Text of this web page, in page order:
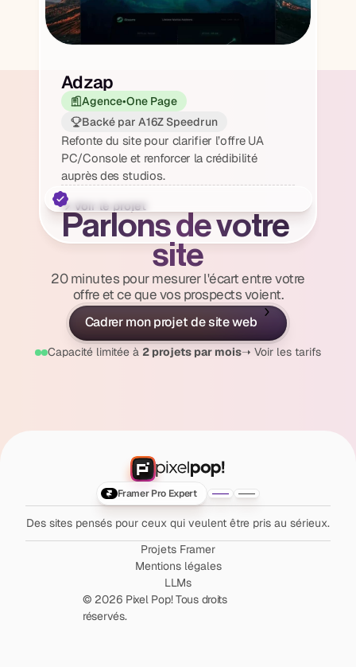
Adzap
Agence•One Page
Backé par A16Z Speedrun
Refonte du site pour clarifier l’offre UA
PC/Console et renforcer la crédibilité
auprès des studios.
→ Voir le projet
Parlons de votre
site
20 minutes pour mesurer l'écart entre votre
offre et ce que vos prospects voient.
Cadrer mon projet de site web
20min • Premier échange
Capacité limitée à 2 projets par mois➝ Voir les tarifs
Framer Pro Expert
Des sites pensés pour ceux qui veulent être pris au sérieux.
Projets Framer
Mentions légales
LLMs
© 2026 Pixel Pop! Tous droits
réservés.